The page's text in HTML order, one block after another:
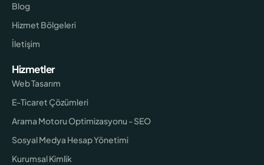
Blog
Hizmet Bölgeleri
İletişim
Hizmetler
Web Tasarım
E-Ticaret Çözümleri
Arama Motoru Optimizasyonu - SEO
Sosyal Medya Hesap Yönetimi
Kurumsal Kimlik